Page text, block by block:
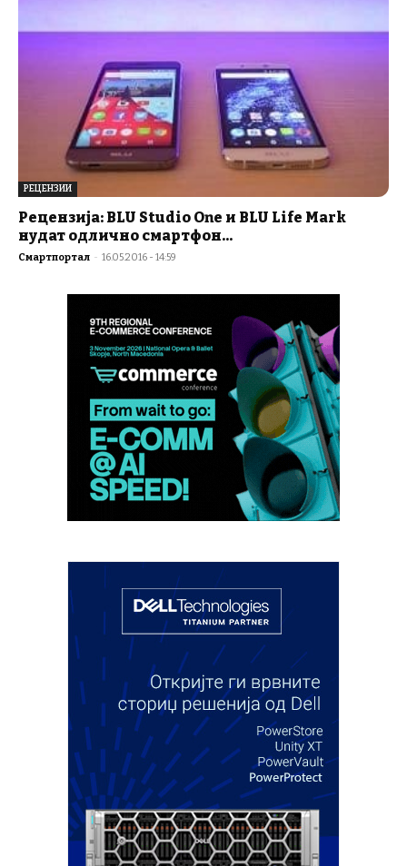
РЕЦЕНЗИИ
Рецензија: BLU Studio One и BLU Life Mark
нудат одлично смартфон...
Смартпортал - 16.05.2016 - 14:59